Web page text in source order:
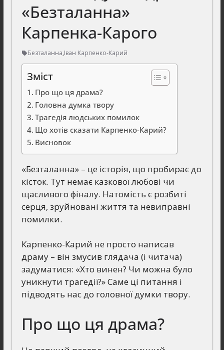
«Безталанна»
Карпенка-Карого
Безталанна,Іван Карпенко-Карий
Зміст
Про що ця драма?
Головна думка твору
Трагедія людських помилок
Що хотів сказати Карпенко-Карий?
Висновок
«Безталанна» – це історія, що пробирає до
кісток. Тут немає казкової любові чи
щасливого фіналу. Натомість є розбиті
серця, зруйновані життя та невиправні
помилки.
Карпенко-Карий не просто написав
драму – він змусив глядача (і читача)
задуматися: «Хто винен? Чи можна було
уникнути трагедії?» Саме ці питання і
підводять нас до головної думки твору.
Про що ця драма?